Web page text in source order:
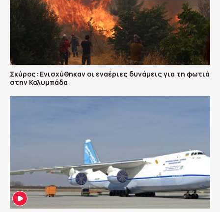
Σκύρος: Ενισχύθηκαν οι εναέριες δυνάμεις για τη φωτιά
στην Κολυμπάδα